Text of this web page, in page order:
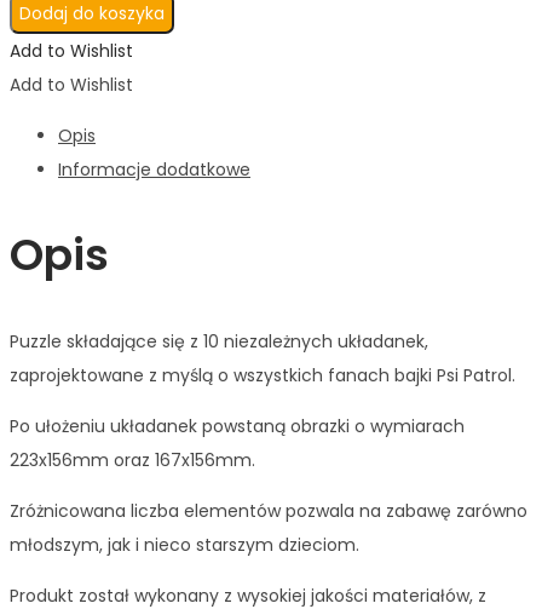
Dodaj do koszyka
Add to Wishlist
Add to Wishlist
Opis
Informacje dodatkowe
Opis
Puzzle składające się z 10 niezależnych układanek,
zaprojektowane z myślą o wszystkich fanach bajki Psi Patrol.
Po ułożeniu układanek powstaną obrazki o wymiarach
223x156mm oraz 167x156mm.
Zróżnicowana liczba elementów pozwala na zabawę zarówno
młodszym, jak i nieco starszym dzieciom.
Produkt został wykonany z wysokiej jakości materiałów, z